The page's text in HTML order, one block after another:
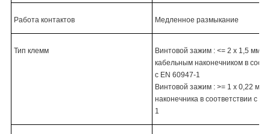
Работа контактов Медленное размыкание
Тип клемм
Винтовой зажим : <= 2 x 1,5 мм² с
кабельным наконечником в
с EN 60947-1
Винтовой зажим : >= 1 x 0,22 мм²
наконечника в соответствии с
1